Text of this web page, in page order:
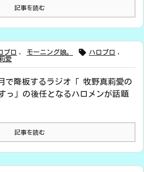
記事を読む
プロ , モーニング娘。  ハロプロ ,
愛
で降板するラジオ「 牧野真莉愛の
っ」の後任となるハロメンが話題
記事を読む